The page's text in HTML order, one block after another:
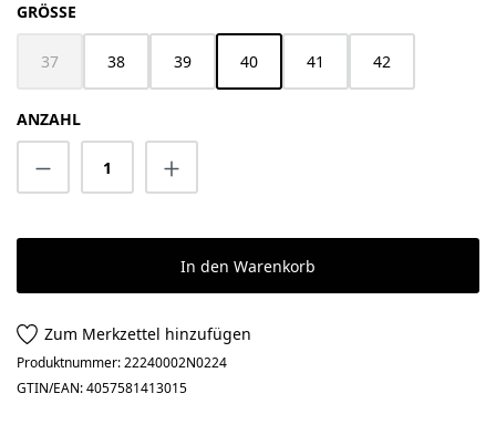
GRÖSSE
37
(Diese Option ist zurzeit nicht verfügbar.)
38 39 40 41 42
ANZAHL
Produkt Anzahl: Gib den gewünschten
In den Warenkorb
Zum Merkzettel hinzufügen
Produktnummer:22240002N0224
GTIN/EAN:4057581413015